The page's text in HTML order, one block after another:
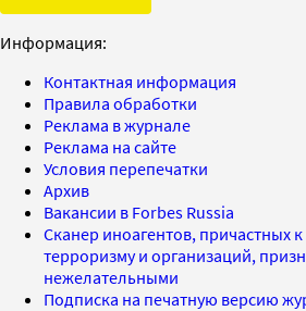
Информация:
Контактная информация
Правила обработки
Реклама в журнале
Реклама на сайте
Условия перепечатки
Архив
Вакансии в Forbes Russia
Сканер иноагентов, причастных
терроризму и организаций,
нежелательными
Подписка на печатную версию